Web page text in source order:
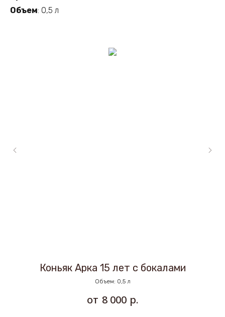
Объем: 0,5 л
Коньяк Арка 15 лет с бокалами
Объем: 0,5 л
8 000 р.